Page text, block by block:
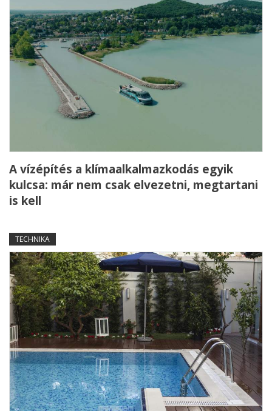
A vízépítés a klímaalkalmazkodás egyik
kulcsa: már nem csak elvezetni, megtartani
is kell
TECHNIKA